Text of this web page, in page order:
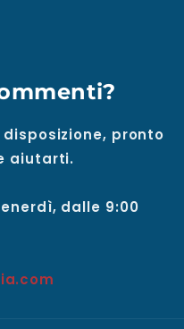
pronto
aiutarti.
dalle 9:00